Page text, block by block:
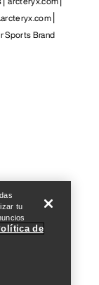
Sports Brand
tu
de